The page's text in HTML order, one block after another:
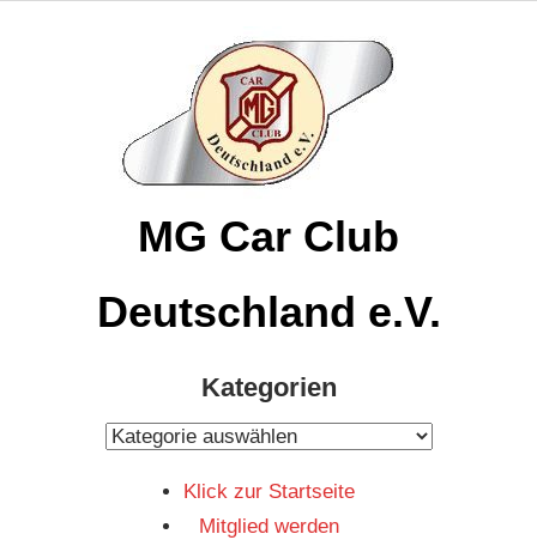
MG Car Club
Deutschland e.V.
Kategorien
Kategorien
Klick zur Startseite
Mitglied werden